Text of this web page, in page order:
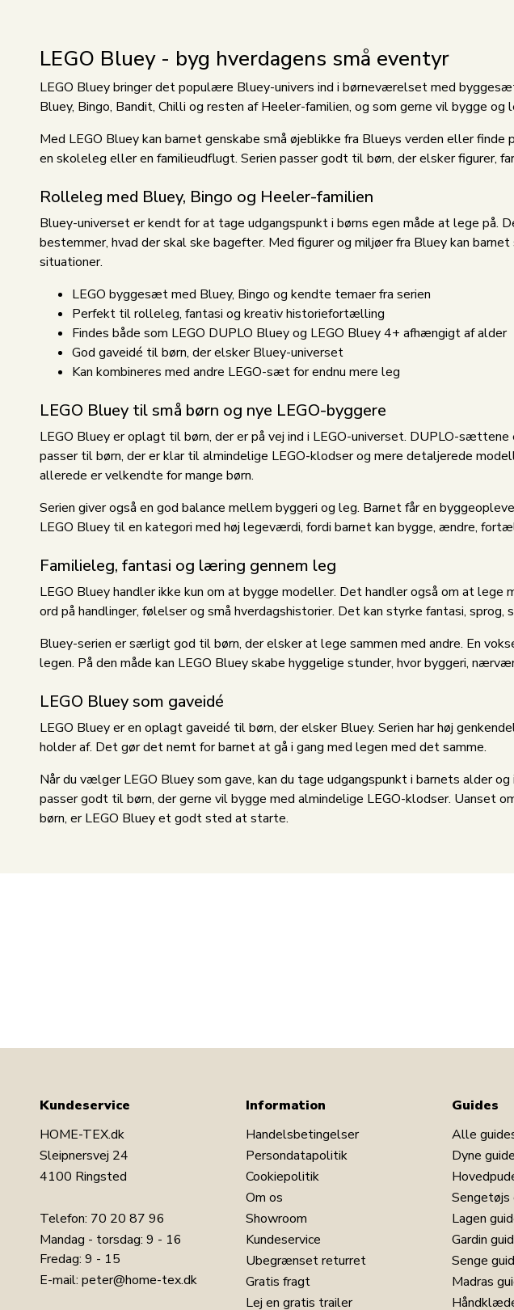
LEGO Bluey - byg hverdagens små eventyr
LEGO Bluey bringer det populære Bluey-univers ind i børneværelset med
Bluey, Bingo, Bandit, Chilli og resten af Heeler-familien, og som gerne vil bygge
Med LEGO Bluey kan barnet genskabe små øjeblikke fra Blueys verden eller
en skoleleg eller en familieudflugt. Serien passer godt til børn, der elsker figurer,
Rolleleg med Bluey, Bingo og Heeler-familien
Bluey-universet er kendt for at tage udgangspunkt i børns egen måde at lege på.
bestemmer, hvad der skal ske bagefter. Med figurer og miljøer fra Bluey kan
situationer.
LEGO byggesæt med Bluey, Bingo og kendte temaer fra serien
Perfekt til rolleleg, fantasi og kreativ historiefortælling
Findes både som LEGO DUPLO Bluey og LEGO Bluey 4+ afhængigt af alder
God gaveidé til børn, der elsker Bluey-universet
Kan kombineres med andre LEGO-sæt for endnu mere leg
LEGO Bluey til små børn og nye LEGO-byggere
LEGO Bluey er oplagt til børn, der er på vej ind i LEGO-universet. DUPLO-
passer til børn, der er klar til almindelige LEGO-klodser og mere detaljerede
allerede er velkendte for mange børn.
Serien giver også en god balance mellem byggeri og leg. Barnet får en
LEGO Bluey til en kategori med høj legeværdi, fordi barnet kan bygge, ændre,
Familieleg, fantasi og læring gennem leg
LEGO Bluey handler ikke kun om at bygge modeller. Det handler også om at
ord på handlinger, følelser og små hverdagshistorier. Det kan styrke fantasi,
Bluey-serien er særligt god til børn, der elsker at lege sammen med andre. En
legen. På den måde kan LEGO Bluey skabe hyggelige stunder, hvor byggeri,
LEGO Bluey som gaveidé
LEGO Bluey er en oplagt gaveidé til børn, der elsker Bluey. Serien har høj
holder af. Det gør det nemt for barnet at gå i gang med legen med det samme.
Når du vælger LEGO Bluey som gave, kan du tage udgangspunkt i barnets alder
passer godt til børn, der gerne vil bygge med almindelige LEGO-klodser.
børn, er LEGO Bluey et godt sted at starte.
Kundeservice
HOME-TEX.dk
Sleipnersvej 24
4100 Ringsted
Telefon: 70 20 87 96
Mandag - torsdag: 9 - 16
Fredag: 9 - 15
E-mail: peter@home-tex.dk
Information
Handelsbetingelser
Persondatapolitik
Cookiepolitik
Om os
Showroom
Kundeservice
Ubegrænset returret
Gratis fragt
Lej en gratis trailer
Guides
Alle
Dyne
Sengetøjs
Lagen
Gardin
Senge
Madras